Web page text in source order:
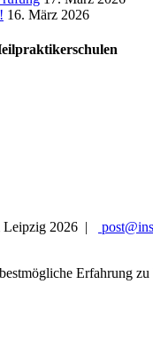
16. März 2026
2026 |
Erfahrung